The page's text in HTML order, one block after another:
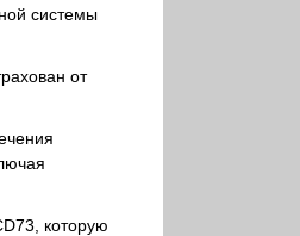
системы
от
которую